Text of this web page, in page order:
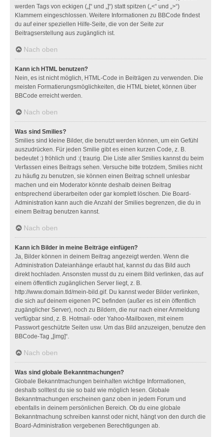
werden Tags von eckigen („[“ und „]“) statt spitzen („<“ und „>“)
Klammern eingeschlossen. Weitere Informationen zu BBCode findest
du auf einer speziellen Hilfe-Seite, die von der Seite zur
Beitragserstellung aus zugänglich ist.
Nach oben
Kann ich HTML benutzen?
Nein, es ist nicht möglich, HTML-Code in Beiträgen zu verwenden. Die
meisten Formatierungsmöglichkeiten, die HTML bietet, können über
BBCode erreicht werden.
Nach oben
Was sind Smilies?
Smilies sind kleine Bilder, die benutzt werden können, um ein Gefühl
auszudrücken. Für jeden Smilie gibt es einen kurzen Code, z. B.
bedeutet :) fröhlich und :( traurig. Die Liste aller Smilies kannst du beim
Verfassen eines Beitrags sehen. Versuche bitte trotzdem, Smilies nicht
zu häufig zu benutzen, sie können einen Beitrag schnell unlesbar
machen und ein Moderator könnte deshalb deinen Beitrag
entsprechend überarbeiten oder gar komplett löschen. Die Board-
Administration kann auch die Anzahl der Smilies begrenzen, die du in
einem Beitrag benutzen kannst.
Nach oben
Kann ich Bilder in meine Beiträge einfügen?
Ja, Bilder können in deinem Beitrag angezeigt werden. Wenn die
Administration Dateianhänge erlaubt hat, kannst du das Bild auch
direkt hochladen. Ansonsten musst du zu einem Bild verlinken, das auf
einem öffentlich zugänglichen Server liegt, z. B.
http://www.domain.tld/mein-bild.gif. Du kannst weder Bilder verlinken,
die sich auf deinem eigenen PC befinden (außer es ist ein öffentlich
zugänglicher Server), noch zu Bildern, die nur nach einer Anmeldung
verfügbar sind, z. B. Hotmail- oder Yahoo-Mailboxen, mit einem
Passwort geschützte Seiten usw. Um das Bild anzuzeigen, benutze den
BBCode-Tag „[img]“.
Nach oben
Was sind globale Bekanntmachungen?
Globale Bekanntmachungen beinhalten wichtige Informationen,
deshalb solltest du sie so bald wie möglich lesen. Globale
Bekanntmachungen erscheinen ganz oben in jedem Forum und
ebenfalls in deinem persönlichen Bereich. Ob du eine globale
Bekanntmachung schreiben kannst oder nicht, hängt von den durch die
Board-Administration vergebenen Berechtigungen ab.